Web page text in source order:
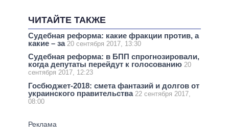
ЧИТАЙТЕ ТАКЖЕ
Судебная реформа: какие фракции против, а
какие – за 20 сентября 2017, 13:30
Судебная реформа: в БПП спрогнозировали,
когда депутаты перейдут к голосованию 20
сентября 2017, 12:23
Госбюджет-2018: смета фантазий и долгов от
украинского правительства 22 сентября 2017,
08:00